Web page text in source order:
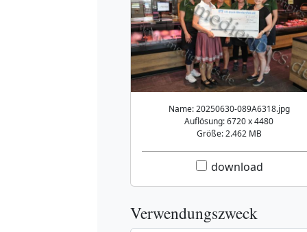
Name: 20250630-089A6318.jpg
Auflösung: 6720 x 4480
Größe: 2.462 MB
download
Verwendungszweck